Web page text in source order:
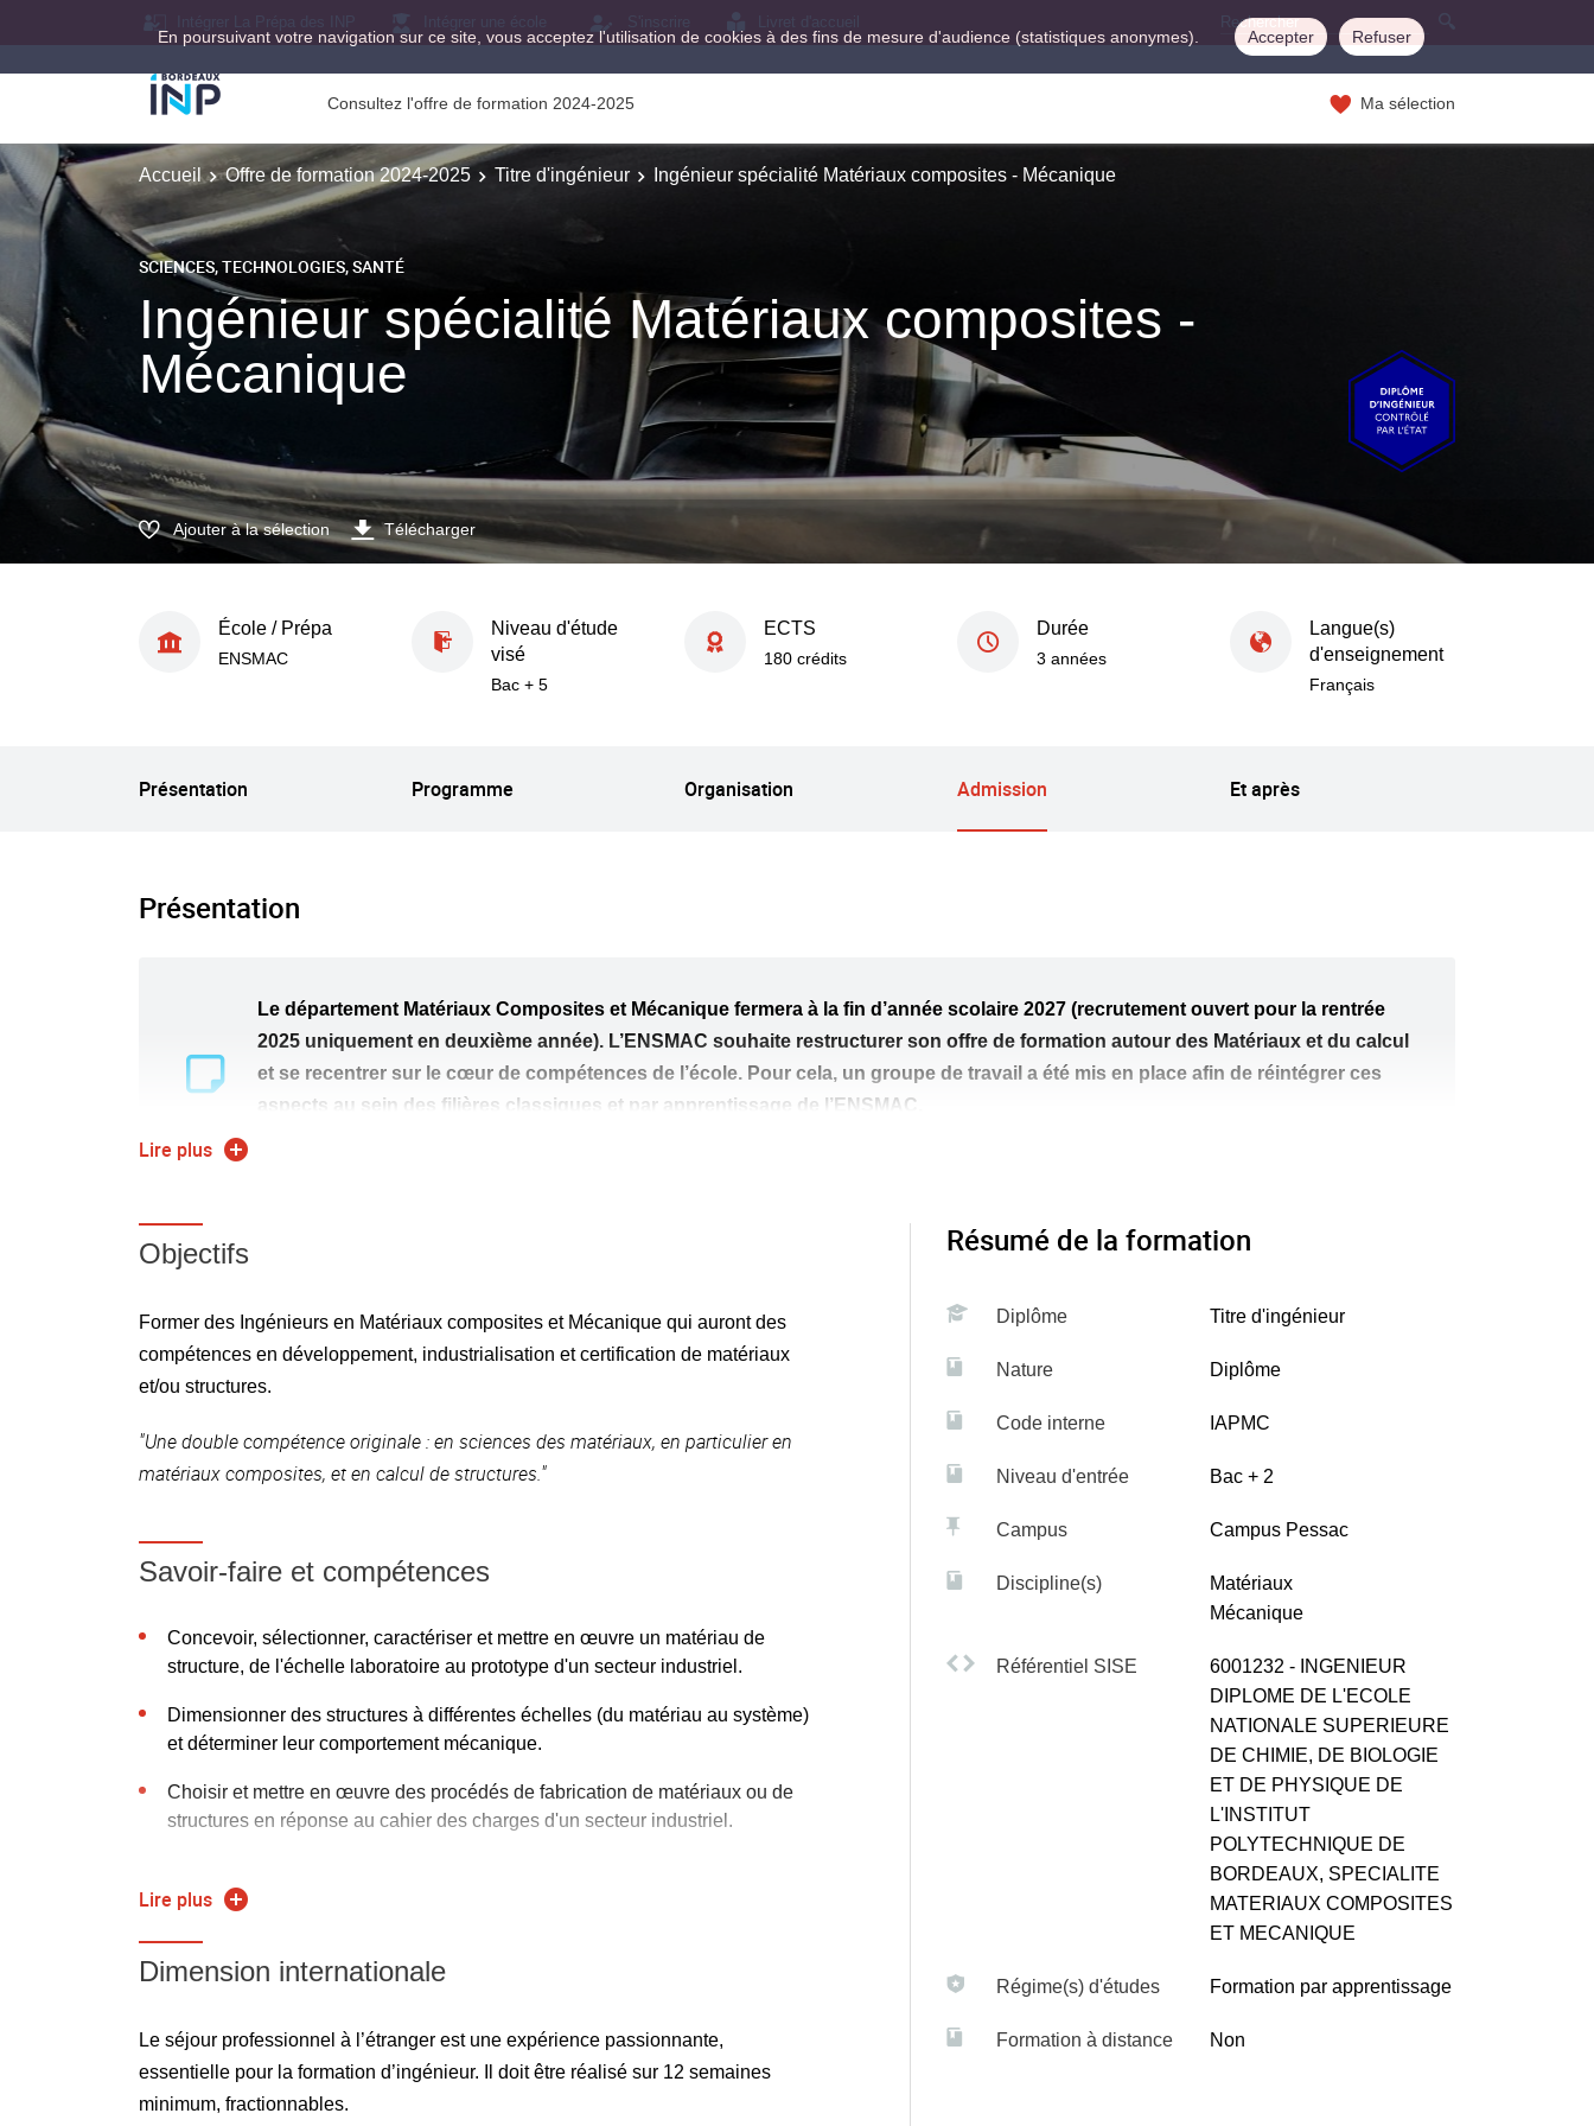
En poursuivant votre navigation sur ce site, vous acceptez l'utilisation de cookies à des fins de mesure d'audience (statistiques anonymes). Accepter Refuser
Consultez l'offre de formation 2024-2025 Ma sélection
Accueil Offre de formation 2024-2025 Titre d'ingénieur Ingénieur spécialité Matériaux composites - Mécanique
SCIENCES, TECHNOLOGIES, SANTÉ
Ingénieur spécialité Matériaux composites -
Mécanique
Ajouter à la sélection Télécharger
École / Prépa
ENSMAC
Niveau d'étude
visé
Bac + 5
ECTS
180 crédits
Durée
3 années
Langue(s)
d'enseignement
Français
Présentation Programme Organisation Admission Et après
Présentation
Le département Matériaux Composites et Mécanique fermera à la fin d’année scolaire 2027 (recrutement ouvert pour la rentrée
2025 uniquement en deuxième année). L’ENSMAC souhaite restructurer son offre de formation autour des Matériaux et du calcul
et se recentrer sur le cœur de compétences de l’école. Pour cela, un groupe de travail a été mis en place afin de réintégrer ces
aspects au sein des filières classiques et par apprentissage de l’ENSMAC.
L'ingénieur "Matériaux Composites et Mécanique" conçoit des structures composites ou métalliques, sélectionne les matériaux les mieux adaptés et simule
leur comportement mécanique. Il est capable de prendre en charge un projet, de la rédaction du cahier des charges jusqu'à la certification.
La formation d'ingénieurs en Matériaux Composites et Mécanique est ouverte à l'apprentissage et à la formation continue. Elle est proposée en partenariat
avec leCFA Sup Nouvelle-Aquitaineet en collaboration avec l’ENSEIRB-MATMECA
Lire plus
Objectifs
Former des Ingénieurs en Matériaux composites et Mécanique qui auront des
compétences en développement, industrialisation et certification de matériaux
et/ou structures.
"Une double compétence originale : en sciences des matériaux, en particulier en
matériaux composites, et en calcul de structures."
Savoir-faire et compétences
Concevoir, sélectionner, caractériser et mettre en œuvre un matériau de
structure, de l'échelle laboratoire au prototype d'un secteur industriel.
Dimensionner des structures à différentes échelles (du matériau au système)
et déterminer leur comportement mécanique.
Choisir et mettre en œuvre des procédés de fabrication de matériaux ou de
structures en réponse au cahier des charges d'un secteur industriel.
Compétences visées
Concevoir une structure, sélectionner le matériau
TP en entreprise dans un environnement industriel
focus sur la sélection des matériaux et l’éco-conception
Lire plus
Dimension internationale
Le séjour professionnel à l’étranger est une expérience passionnante,
essentielle pour la formation d’ingénieur. Il doit être réalisé sur 12 semaines
minimum, fractionnables.
Résumé de la formation
Diplôme Titre d'ingénieur
Nature Diplôme
Code interne IAPMC
Niveau d'entrée Bac + 2
Campus Campus Pessac
Discipline(s)
Matériaux
Mécanique
Référentiel SISE
6001232 - INGENIEUR
DIPLOME DE L'ECOLE
NATIONALE SUPERIEURE
DE CHIMIE, DE BIOLOGIE
ET DE PHYSIQUE DE
L'INSTITUT
POLYTECHNIQUE DE
BORDEAUX, SPECIALITE
MATERIAUX COMPOSITES
ET MECANIQUE
Régime(s) d'études Formation par apprentissage
Formation à distance Non